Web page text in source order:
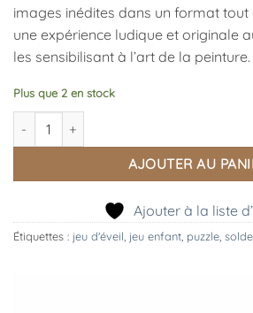
images inédites dans un format
une expérience ludique et originale
les sensibilisant à l’art de la peinture.
Plus que 2 en stock
quantité de Puzzle Jungle, 100 pièces,
AJOUTER AU
Ajouter à la liste
Étiquettes : jeu d'éveil jeu enfant puzzle